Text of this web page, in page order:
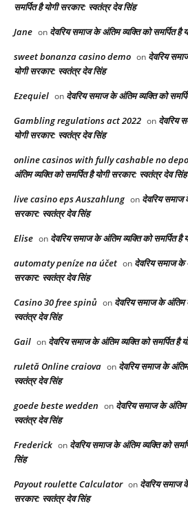
समर्पित है योगी सरकार: स्वतंत्र देव सिंह
Jane on देवरिय समाज के अंतिम व्यक्ति को समर्पित है
sweet bonanza casino demo on देवरिय
योगी सरकार: स्वतंत्र देव सिंह
Ezequiel on देवरिय समाज के अंतिम व्यक्ति को
Gambling regulations act 2022 on देवरिय
योगी सरकार: स्वतंत्र देव सिंह
online casinos with fully cashable no
अंतिम व्यक्ति को समर्पित है योगी सरकार: स्वतंत्र देव सिंह
live casino eps Auszahlung on देवरिय समाज
सरकार: स्वतंत्र देव सिंह
Elise on देवरिय समाज के अंतिम व्यक्ति को समर्पित है
automaty peníze na účet on देवरिय समाज के
सरकार: स्वतंत्र देव सिंह
Casino 30 free spinů on देवरिय समाज के अंतिम
स्वतंत्र देव सिंह
Gail on देवरिय समाज के अंतिम व्यक्ति को समर्पित है
ruletă Online craiova on देवरिय समाज के अंतिम
स्वतंत्र देव सिंह
goede beste wedden on देवरिय समाज के अंतिम
स्वतंत्र देव सिंह
Frederick on देवरिय समाज के अंतिम व्यक्ति को
सिंह
Payout roulette Calculator on देवरिय समाज
सरकार: स्वतंत्र देव सिंह